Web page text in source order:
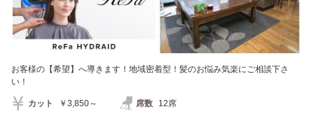
お客様の【希望】へ導きます！地域密着型！髪のお悩み気楽にご相談下さ
い！
カット ￥3,850～ 席数 12席